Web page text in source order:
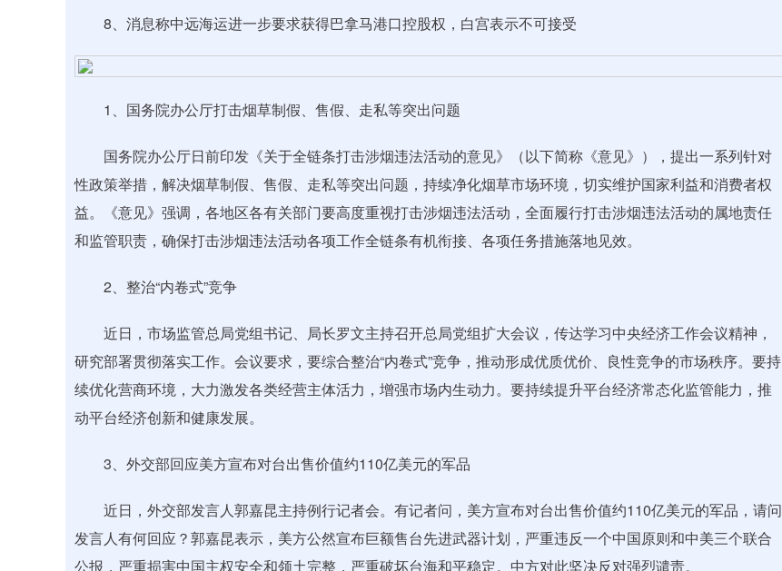
8、消息称中远海运进一步要求获得巴拿马港口控股权，白宫表示不可接受
1、国务院办公厅打击烟草制假、售假、走私等突出问题
国务院办公厅日前印发《关于全链条打击涉烟违法活动的意见》（以下简称《意见》），提出一系列针对
性政策举措，解决烟草制假、售假、走私等突出问题，持续净化烟草市场环境，切实维护国家利益和消费者权
益。《意见》强调，各地区各有关部门要高度重视打击涉烟违法活动，全面履行打击涉烟违法活动的属地责任
和监管职责，确保打击涉烟违法活动各项工作全链条有机衔接、各项任务措施落地见效。
2、整治“内卷式”竞争
近日，市场监管总局党组书记、局长罗文主持召开总局党组扩大会议，传达学习中央经济工作会议精神，
研究部署贯彻落实工作。会议要求，要综合整治“内卷式”竞争，推动形成优质优价、良性竞争的市场秩序。要持
续优化营商环境，大力激发各类经营主体活力，增强市场内生动力。要持续提升平台经济常态化监管能力，推
动平台经济创新和健康发展。
3、外交部回应美方宣布对台出售价值约110亿美元的军品
近日，外交部发言人郭嘉昆主持例行记者会。有记者问，美方宣布对台出售价值约110亿美元的军品，请问
发言人有何回应？郭嘉昆表示，美方公然宣布巨额售台先进武器计划，严重违反一个中国原则和中美三个联合
公报，严重损害中国主权安全和领土完整，严重破坏台海和平稳定。中方对此坚决反对强烈谴责。